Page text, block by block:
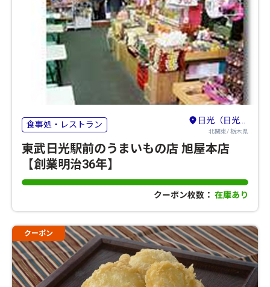
食事処・レストラン 日光（日光・鬼怒川・湯西川・今市・足尾）
北関東/ 栃木県
東武日光駅前のうまいもの店 旭屋本店
【創業明治36年】
クーポン枚数： 在庫あり
クーポン